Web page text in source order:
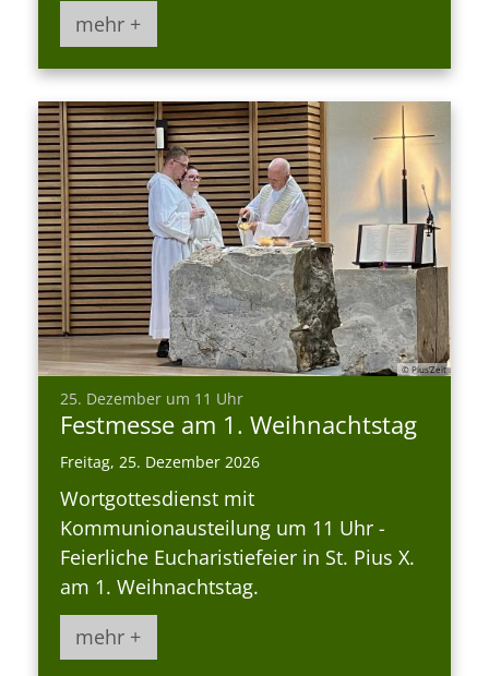
mehr +
© Pius’Zeit
25. Dezember um 11 Uhr:
Festmesse am 1. Weihnachtstag
Freitag, 25. Dezember 2026
Wortgottesdienst mit
Kommunionausteilung um 11 Uhr -
Feierliche Eucharistiefeier in St. Pius X.
am 1. Weihnachtstag.
mehr +